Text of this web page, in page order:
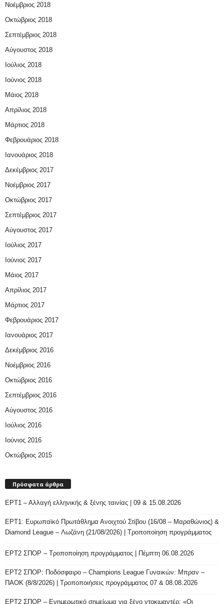
Νοέμβριος 2018
Οκτώβριος 2018
Σεπτέμβριος 2018
Αύγουστος 2018
Ιούλιος 2018
Ιούνιος 2018
Μάιος 2018
Απρίλιος 2018
Μάρτιος 2018
Φεβρουάριος 2018
Ιανουάριος 2018
Δεκέμβριος 2017
Νοέμβριος 2017
Οκτώβριος 2017
Σεπτέμβριος 2017
Αύγουστος 2017
Ιούλιος 2017
Ιούνιος 2017
Μάιος 2017
Απρίλιος 2017
Μάρτιος 2017
Φεβρουάριος 2017
Ιανουάριος 2017
Δεκέμβριος 2016
Νοέμβριος 2016
Οκτώβριος 2016
Σεπτέμβριος 2016
Αύγουστος 2016
Ιούλιος 2016
Ιούνιος 2016
Οκτώβριος 2015
Πρόσφατα άρθρα
ΕΡΤ1 – Αλλαγή ελληνικής & ξένης ταινίας | 09 & 15.08.2026
ΕΡΤ1: Ευρωπαϊκό Πρωτάθλημα Ανοιχτού Στίβου (16/08 – Μαραθώνιος) &
Diamond League – Λωζάνη (21/08/2026) | Τροποποίηση προγράμματος
ΕΡΤ2 ΣΠΟΡ – Τροποποίηση προγράμματος | Πέμπτη 06.08.2026
ΕΡΤ2 ΣΠΟΡ: Ποδόσφαιρο – Champions League Γυναικών: Μπραν –
ΠΑΟΚ (8/8/2026) | Τροποποιήσεις προγράμματος 07 & 08.08.2026
ΕΡΤ2 ΣΠΟΡ – Ενημερωτικό σημείωμα για ξένο ντοκιμαντέρ: «Οι